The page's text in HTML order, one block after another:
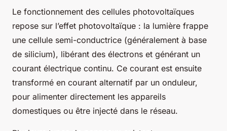
Le fonctionnement des cellules photovoltaïques
repose sur l’effet photovoltaïque : la lumière frappe
une cellule semi-conductrice (généralement à base
de silicium), libérant des électrons et générant un
courant électrique continu. Ce courant est ensuite
transformé en courant alternatif par un onduleur,
pour alimenter directement les appareils
domestiques ou être injecté dans le réseau.